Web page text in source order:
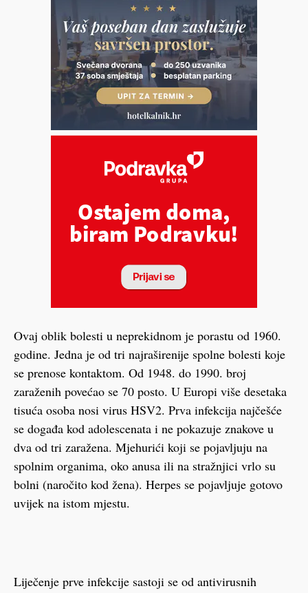
Ovaj oblik bolesti u neprekidnom je porastu od 1960.
godine. Jedna je od tri najraširenije spolne bolesti koje
se prenose kontaktom. Od 1948. do 1990. broj
zaraženih povećao se 70 posto. U Europi više desetaka
tisuća osoba nosi virus HSV2. Prva infekcija najčešće
se događa kod adolescenata i ne pokazuje znakove u
dva od tri zaražena. Mjehurići koji se pojavljuju na
spolnim organima, oko anusa ili na stražnjici vrlo su
bolni (naročito kod žena). Herpes se pojavljuje gotovo
uvijek na istom mjestu.
Liječenje prve infekcije sastoji se od antivirusnih